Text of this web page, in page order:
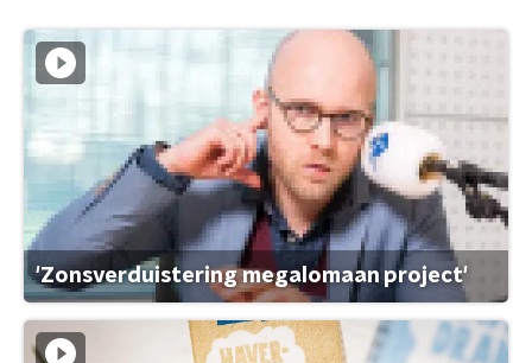
'Zonsverduistering megalomaan project'